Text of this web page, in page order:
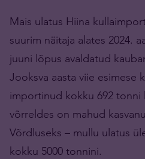
Mais ulatus Hiina
suurim näitaja alates 2024.
juuni lõpus avaldatud
Jooksva aasta viie esimese
importinud kokku 692 tonni
võrreldes on mahud
Võrdluseks – mullu ulatus
kokku 5000 tonnini.